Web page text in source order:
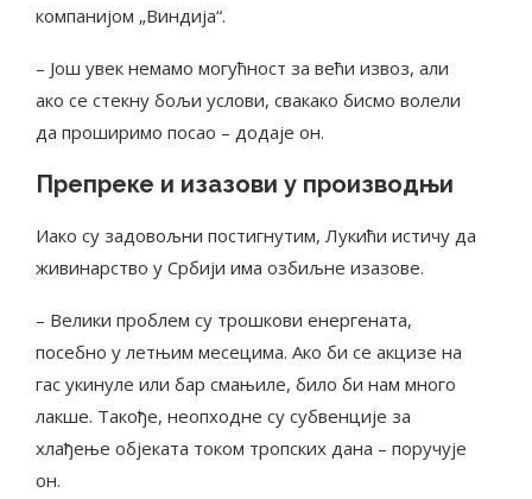
компанијом „Виндија“.
– Још увек немамо могућност за већи извоз, али
ако се стекну бољи услови, свакако бисмо волели
да проширимо посао – додаје он.
Препреке и изазови у производњи
Иако су задовољни постигнутим, Лукићи истичу да
живинарство у Србији има озбиљне изазове.
– Велики проблем су трошкови енергената,
посебно у летњим месецима. Ако би се акцизе на
гас укинуле или бар смањиле, било би нам много
лакше. Такође, неопходне су субвенције за
хлађење објеката током тропских дана – поручује
он.